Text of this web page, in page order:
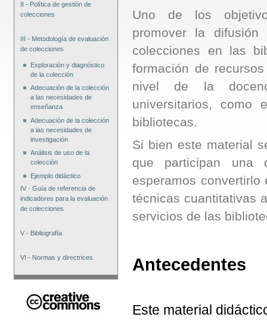
II - Política de gestión de
colecciones
III - Metodología de evaluación
de colecciones
Exploración y diagnóstico
de la colección
Adecuación de la colección
a las necesidades de
enseñanza
Adecuación de la colección
a las necesidades de
investigación
Análisis de uso de la
colección
Ejemplo didáctico
IV - Guía de referencia de
indicadores para la evaluación
de colecciones
V - Bibliografía
VI - Normas y directrices
Uno de los
promover la
colecciones en las
formación de
nivel de la
universitarios, como
bibliotecas.
Si bien este material
que participan una
esperamos
técnicas cuantitativas
servicios de las
Antecedentes
Este material